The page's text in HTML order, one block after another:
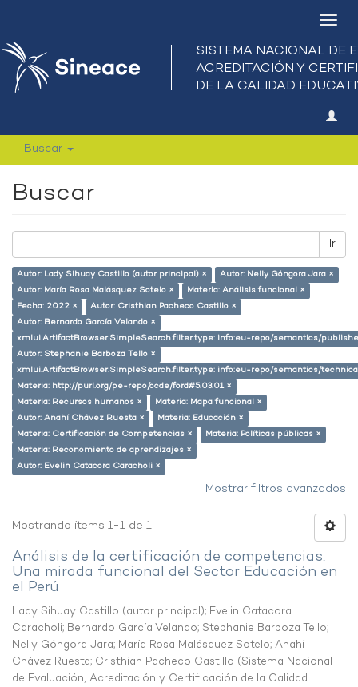
Buscar
Buscar
Ir
Autor: Lady Sihuay Castillo (autor principal) ×
Autor: Nelly Góngora Jara ×
Autor: María Rosa Malásquez Sotelo ×
Materia: Análisis funcional ×
Fecha: 2022 ×
Autor: Cristhian Pacheco Castillo ×
Autor: Bernardo García Velando ×
xmlui.ArtifactBrowser.SimpleSearch.filter.type: info:eu-repo/semantics/
Autor: Stephanie Barboza Tello ×
xmlui.ArtifactBrowser.SimpleSearch.filter.type: info:eu-repo/semantics/
Materia: http://purl.org/pe-repo/ocde/ford#5.03.01 ×
Materia: Recursos humanos ×
Materia: Mapa funcional ×
Autor: Anahí Chávez Ruesta ×
Materia: Educación ×
Materia: Certificación de Competencias ×
Materia: Políticas públicas ×
Materia: Reconomiento de aprendizajes ×
Autor: Evelin Catacora Caracholi ×
Mostrar filtros avanzados
Mostrando ítems 1-1 de 1
Análisis de la certificación de competencias:
Una mirada funcional del Sector Educación en
el Perú
Lady Sihuay Castillo (autor principal); Evelin Catacora
Caracholi; Bernardo García Velando; Stephanie Barboza Tello;
Nelly Góngora Jara; María Rosa Malásquez Sotelo; Anahí
Chávez Ruesta; Cristhian Pacheco Castillo (Sistema Nacional
de Evaluación, Acreditación y Certificación de la Calidad